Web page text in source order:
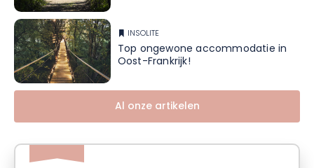
INSOLITE
Top ongewone accommodatie in
Oost-Frankrijk!
Al onze artikelen